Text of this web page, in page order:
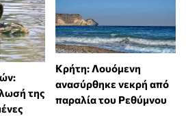
της
Κρήτη: Λουόμενη
ανασύρθηκε νεκρή από
παραλία του Ρεθύμνου